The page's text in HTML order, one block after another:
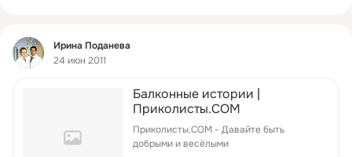
Фид
Ирина Поданева
24 июн 2011
Балконные истории |
Приколисты.COM
Приколисты.COM - Давайте быть
добрыми и весёлыми